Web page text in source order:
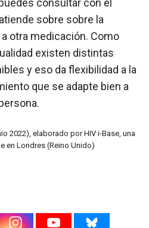
consultar con el
sobre sobre la
otra medicación. Como
existen distintas
y eso da flexibilidad a la
que se adapte bien a
2022), elaborado por HIV i-Base, una
en Londres (Reino Unido)